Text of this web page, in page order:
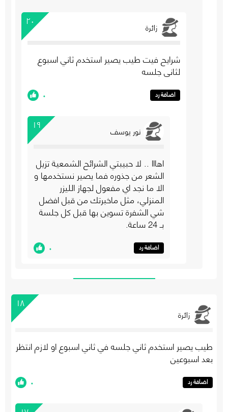
٢٠ زائرة
شرايح فيت طيب يصير استخدم ثاني اسبوع
لثاني جلسه
اضافة رد ٠
١٩ نور يوسف
اهااا .. لا حبيبتي الشرائح الشمعية تزيل
الشعر من جذوره فما يصير نستخدمها و
الا ما نجد اي مفعول لجهاز الليزر
المنزلي، مثل ماخبرتك من قبل افضل
شي الشفرة تسوين بها قبل كل جلسة
بـ 24 ساعة.
اضافة رد ٠
١٨
زائرة
طيب يصير استخدم ثاني جلسه في ثاني اسبوع او لازم انتظر
بعد اسبوعين
اضافة رد ٠